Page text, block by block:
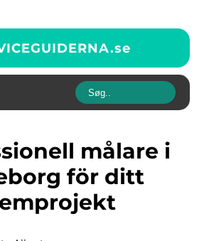
se
för ditt